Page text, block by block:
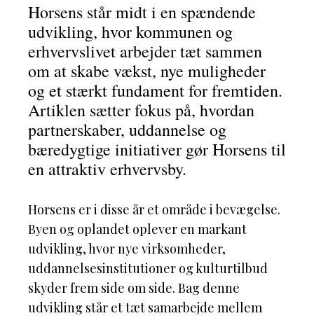
Horsens står midt i en spændende
udvikling, hvor kommunen og
erhvervslivet arbejder tæt sammen
om at skabe vækst, nye muligheder
og et stærkt fundament for fremtiden.
Artiklen sætter fokus på, hvordan
partnerskaber, uddannelse og
bæredygtige initiativer gør Horsens til
en attraktiv erhvervsby.
Horsens er i disse år et område i bevægelse.
Byen og oplandet oplever en markant
udvikling, hvor nye virksomheder,
uddannelsesinstitutioner og kulturtilbud
skyder frem side om side. Bag denne
udvikling står et tæt samarbejde mellem